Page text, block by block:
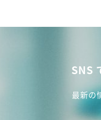
SNS
最新の